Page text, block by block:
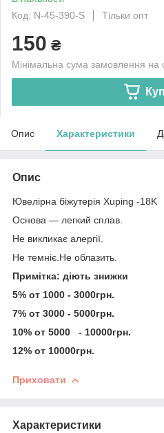
Код: N-45-390-S
Тільки опт
150 ₴
Мінімальна сума замовлення на
Опис Характеристики
Опис
Ювелірна біжутерія Xuping -18K
Основа — легкий сплав.
Не викликає алергії.
Не темніє.Не облазить.
Примітка: діють знижки
5% от 1000 - 3000грн.
7% от 3000 - 5000грн.
10% от 5000 - 10000грн.
12% от 10000грн.
Приховати
Характеристики